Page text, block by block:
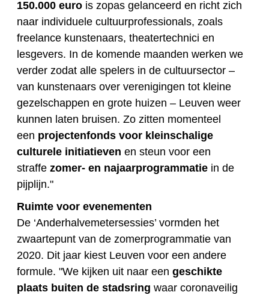
150.000 euro is zopas gelanceerd en richt zich
naar individuele cultuurprofessionals, zoals
freelance kunstenaars, theatertechnici en
lesgevers. In de komende maanden werken we
verder zodat alle spelers in de cultuursector –
van kunstenaars over verenigingen tot kleine
gezelschappen en grote huizen – Leuven weer
kunnen laten bruisen. Zo zitten momenteel
een projectenfonds voor kleinschalige
culturele initiatieven en steun voor een
straffe zomer- en najaarprogrammatie in de
pijplijn."
Ruimte voor evenementen
De ‘Anderhalvemetersessies’ vormden het
zwaartepunt van de zomerprogrammatie van
2020. Dit jaar kiest Leuven voor een andere
formule. "We kijken uit naar een geschikte
plaats buiten de stadsring waar coronaveilig